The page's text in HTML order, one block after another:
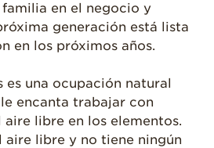
en el negocio y
generación está lista
en los próximos años.
es una ocupación natural
encanta trabajar con
aire libre en los elementos.
libre y no tiene ningún